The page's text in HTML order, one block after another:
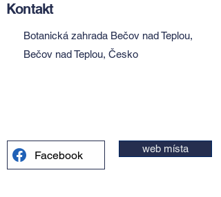
Kontakt
Botanická zahrada Bečov nad Teplou,
Bečov nad Teplou, Česko
Facebook web místa